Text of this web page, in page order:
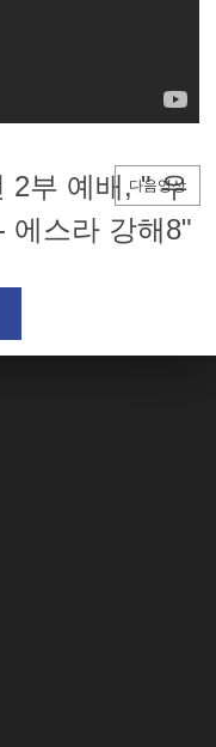
다음영상
2부 예배, " 우
에스라 강해8"